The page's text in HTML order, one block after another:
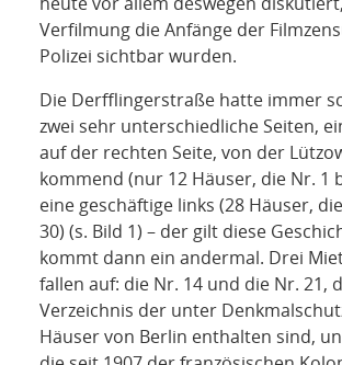
Verfilmung die Anfänge der
Polizei sichtbar wurden.
Die Derfflingerstraße hatte immer
zwei sehr unterschiedliche Seiten,
auf der rechten Seite, von der
kommend (nur 12 Häuser, die Nr. 1
eine geschäftige links (28 Häuser,
30) (s. Bild 1) – der gilt diese
kommt dann ein andermal. Drei
fallen auf: die Nr. 14 und die Nr. 21,
Verzeichnis der unter
Häuser von Berlin enthalten sind,